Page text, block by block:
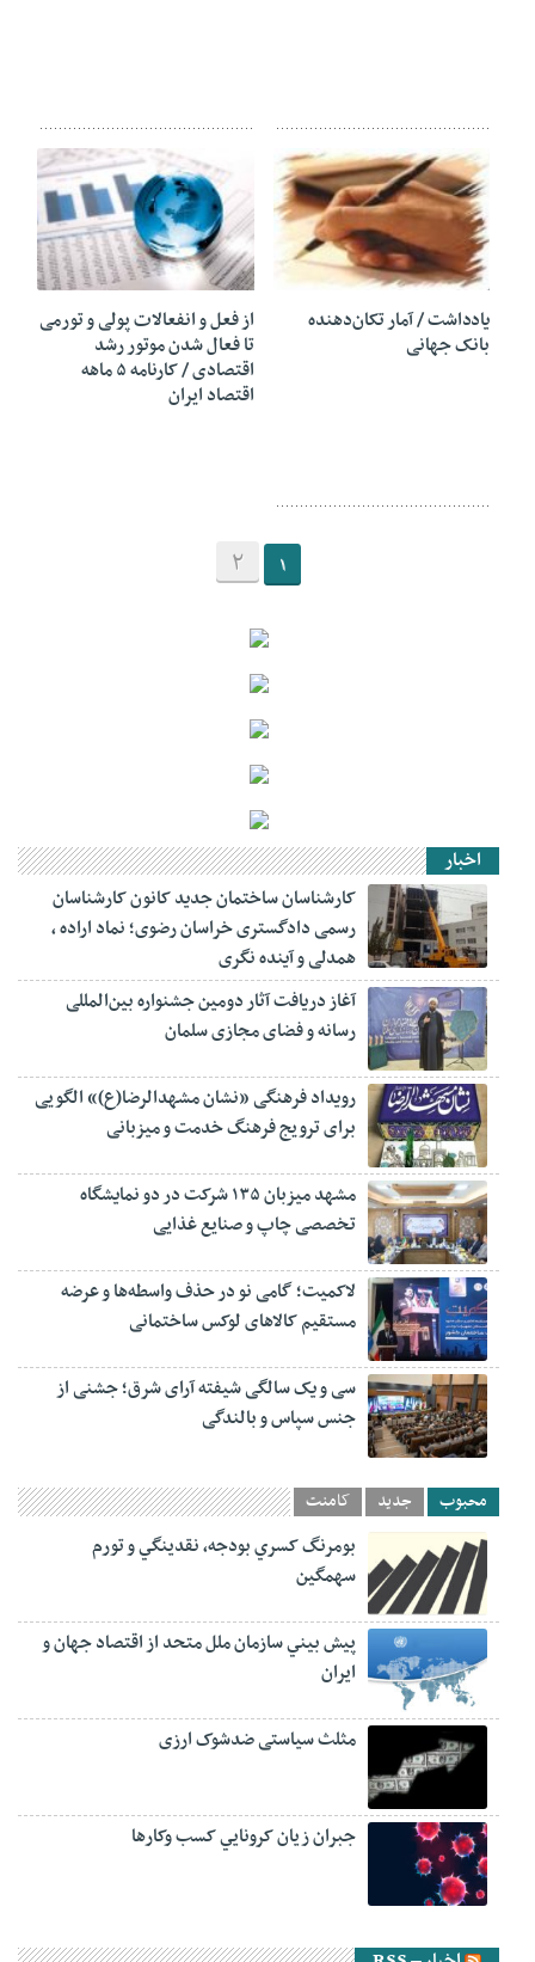
30 سپتامبر 2021
یادداشت / آمار تکان‌دهنده
بانک جهانی
30 سپتامبر 2021
از فعل و انفعالات پولی و تورمی
تا فعال شدن موتور رشد
اقتصادی / کارنامه ۵ ماهه
اقتصاد ایران
1
2
اخبار
کارشناسان ساختمان جدید کانون کارشناسان
رسمی دادگستری خراسان رضوی؛ نماد اراده ،
همدلی و آینده نگری
آغاز دریافت آثار دومین جشنواره بین‌المللی
رسانه و فضای مجازی سلمان
رویداد فرهنگی «نشان مشهدالرضا(ع)» الگویی
برای ترویج فرهنگ خدمت و میزبانی
مشهد میزبان ۱۳۵ شرکت در دو نمایشگاه
تخصصی چاپ و صنایع غذایی
لاکمیت؛ گامی نو در حذف واسطه‌ها و عرضه
مستقیم کالاهای لوکس ساختمانی
سی و یک سالگی شیفته آرای شرق؛ جشنی از
جنس سپاس و بالندگی
محبوب جدید کامنت
بومرنگ کسري بودجه، نقدينگي و تورم
سهمگين
پيش‏ بيني سازمان ملل متحد از اقتصاد جهان و
ايران
مثلث سیاستی ضدشوک ارزی
جبران زيان کرونايي کسب وکارها